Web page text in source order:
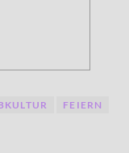
FEIERN